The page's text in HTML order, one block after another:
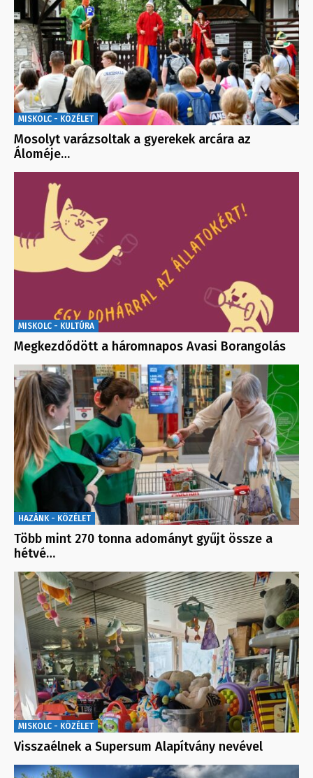
MISKOLC - KÖZÉLET
Mosolyt varázsoltak a gyerekek arcára az
Áloméje…
MISKOLC - KULTÚRA
Megkezdődött a háromnapos Avasi Borangolás
HAZÁNK - KÖZÉLET
Több mint 270 tonna adományt gyűjt össze a
hétvé…
MISKOLC - KÖZÉLET
Visszaélnek a Supersum Alapítvány nevével